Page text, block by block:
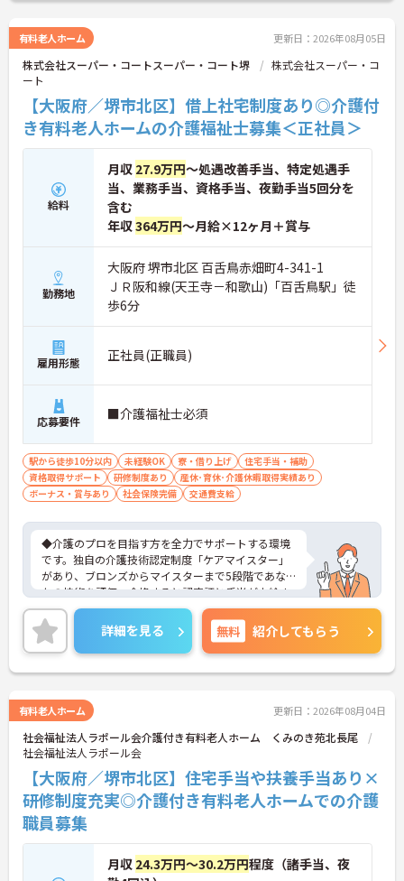
有料老人ホーム 更新日：2026年08月05日
株式会社スーパー・コートスーパー・コート堺
株式会社スーパー・コ
ート
【大阪府／堺市北区】借上社宅制度あり◎介護付
き有料老人ホームの介護福祉士募集＜正社員＞
給料
月収 27.9万円～処遇改善手当、特定処遇手
当、業務手当、資格手当、夜勤手当5回分を
含む
年収364万円～月給×12ヶ月＋賞与
勤務地
大阪府 堺市北区 百舌鳥赤畑町4-341-1
ＪＲ阪和線(天王寺－和歌山)「百舌鳥駅」徒
歩6分
雇用形態 正社員(正職員)
応募要件 ■介護福祉士必須
駅から徒歩10分以内 未経験OK 寮・借り上げ
住宅手当・補助
資格取得サポート
研修制度あり
産休･育休･介護休暇取得実績あり
ボーナス・賞与あり
社会保険完備 交通費支給
◆介護のプロを目指す方を全力でサポートする環境
です。独自の介護技術認定制度「ケアマイスター」
があり、ブロンズからマイスターまで5段階であな
たの技術を評価。合格すると認定証と手当が支給さ
れます。
◆スタッフ同士の繋がりを大切にするため「サンク
スバッジ」という素敵な制度を導入しています。ス
マホやパソコンから、部署や施設を超えた仲間に
「ありがとう」のバッジを送り合う仕組みで、毎月
些細なことでも感謝を伝え合い、認め合えるため、
風通しが良くとてもあたたかい雰囲気の職場です。
また、「もっとこうしたら良くなるかも！」という
現場の小さなアイデアを大切にしており、入社1日
目から誰でもいくつでも提案できる「フジキャタ提
案」制度があり、毎月役員がすべての提案に目を通
します。自分の気づきが実際のサービス向上につな
がるため、やりがいを持って仕事に取り組めます。
詳細を見る 無料 紹介してもらう
有料老人ホーム 更新日：2026年08月04日
社会福祉法人ラポール会介護付き有料老人ホーム くみのき苑北長尾
社会福祉法人ラポール会
【大阪府／堺市北区】住宅手当や扶養手当あり×
研修制度充実◎介護付き有料老人ホームでの介護
職員募集
月収 24.3万円～30.2万円程度（諸手当、夜